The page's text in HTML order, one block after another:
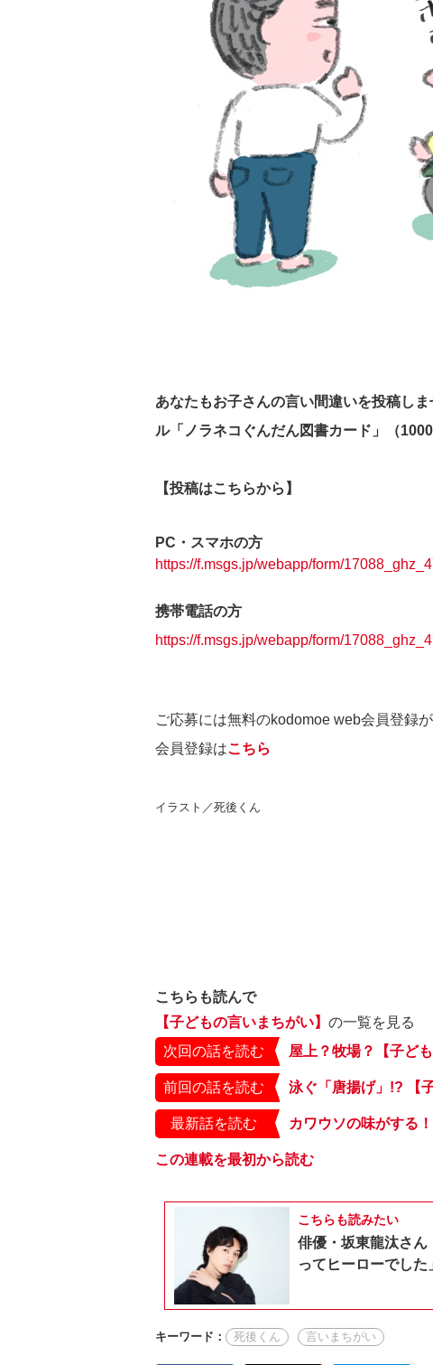
あなたもお子さんの言い間違いを投稿し
ル「ノラネコぐんだん図書カード」（
【投稿はこちらから】
PC・スマホの方
https://f.msgs.jp/webapp/form/
携帯電話の方
https://f.msgs.jp/webapp/form/
ご応募には無料のkodomoe web会員登録が
会員登録はこちら
イラスト／死後くん
こちらも読んで
【子どもの言いまちがい】 の一覧を見る
次回の話を読む
屋上？牧場？【子ど
前回の話を読む 泳ぐ「唐揚げ」!? 【
最新話を読む カワウソの味がする
この連載を最初から読む
こちらも読みたい
俳優・坂東龍汰さん
ってヒーローでした
キーワード： 死後くん 言いまちがい